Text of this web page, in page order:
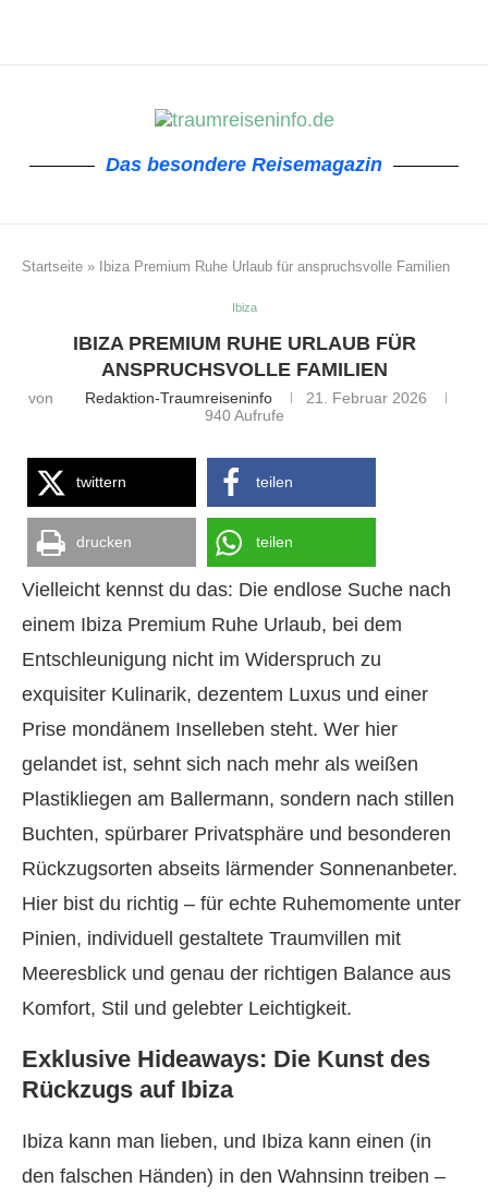
Das besondere Reisemagazin
Startseite » Ibiza Premium Ruhe Urlaub für anspruchsvolle Familien
Ibiza
IBIZA PREMIUM RUHE URLAUB FÜR
ANSPRUCHSVOLLE FAMILIEN
von Redaktion-Traumreiseninfo
21. Februar 2026
940Aufrufe
twittern teilen
drucken teilen
Vielleicht kennst du das: Die endlose Suche nach
einem Ibiza Premium Ruhe Urlaub, bei dem
Entschleunigung nicht im Widerspruch zu
exquisiter Kulinarik, dezentem Luxus und einer
Prise mondänem Inselleben steht. Wer hier
gelandet ist, sehnt sich nach mehr als weißen
Plastikliegen am Ballermann, sondern nach stillen
Buchten, spürbarer Privatsphäre und besonderen
Rückzugsorten abseits lärmender Sonnenanbeter.
Hier bist du richtig – für echte Ruhemomente unter
Pinien, individuell gestaltete Traumvillen mit
Meeresblick und genau der richtigen Balance aus
Komfort, Stil und gelebter Leichtigkeit.
Exklusive Hideaways: Die Kunst des
Rückzugs auf Ibiza
Ibiza kann man lieben, und Ibiza kann einen (in
den falschen Händen) in den Wahnsinn treiben –